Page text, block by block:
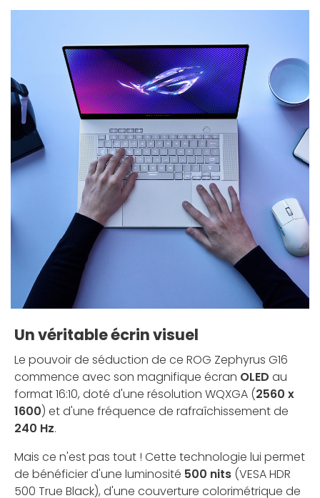
Un véritable écrin visuel
Le pouvoir de séduction de ce ROG Zephyrus G16
commence avec son magnifique écran OLED au
format 16:10, doté d'une résolution WQXGA (2560 x
1600) et d'une fréquence de rafraîchissement de
240 Hz.
Mais ce n'est pas tout ! Cette technologie lui permet
de bénéficier d'une luminosité 500 nits (VESA HDR
500 True Black), d'une couverture colorimétrique de